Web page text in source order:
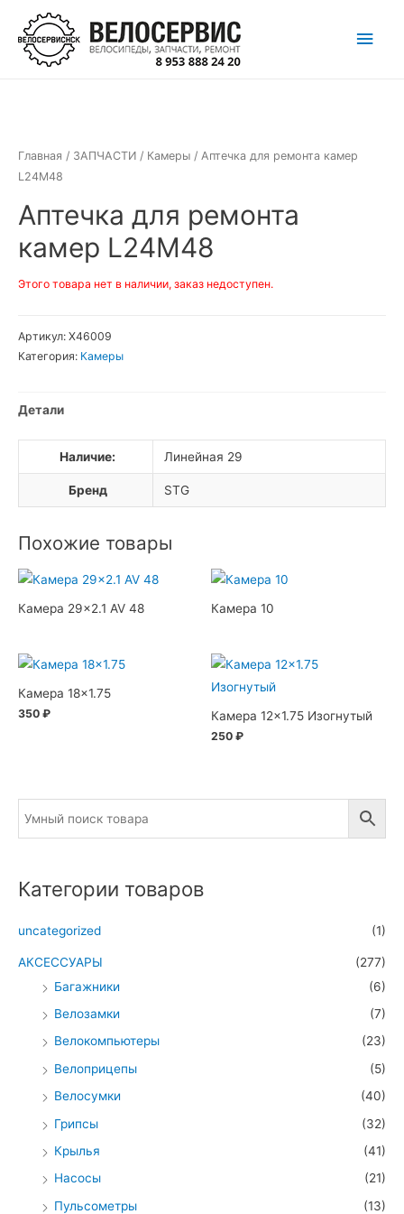
Перейти
содержимому
Главная / ЗАПЧАСТИ / Камеры / Аптечка для ремонта камер
L24M48
Аптечка для ремонта
камер L24M48
Этого товара нет в наличии, заказ недоступен.
Артикул: Х46009
Категория: Камеры
Детали
Наличие: Линейная 29
Бренд STG
Похожие товары
Камера 29×2.1 AV 48 Камера 10
Камера 18×1.75
350 ₽ Камера 12×1.75 Изогнутый
250 ₽
Категории товаров
uncategorized (1)
АКСЕССУАРЫ
(277)
Багажники
(6)
Велозамки
(7)
Велокомпьютеры
(23)
Велоприцепы
(5)
Велосумки
(40)
Грипсы
(32)
Крылья
(41)
Насосы
(21)
Пульсометры
(13)